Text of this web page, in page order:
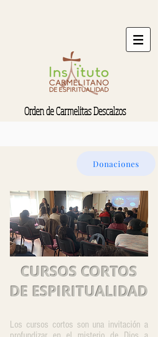
Orden de Carmelitas Descalzos
Donaciones
CURSOS CORTOS
DE ESPIRITUALIDAD
Los cursos cortos son una invitación a